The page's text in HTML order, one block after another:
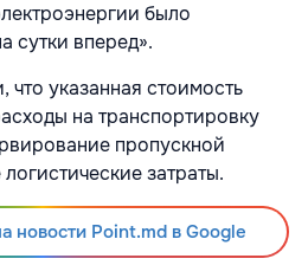
было
сутки вперед».
что указанная стоимость
на транспортировку
пропускной
затраты.
новости Point.md в Google